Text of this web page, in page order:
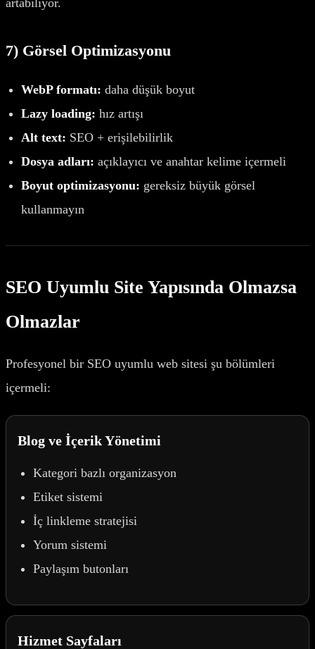
artabiliyor.
7) Görsel Optimizasyonu
WebP formatı: daha düşük boyut
Lazy loading: hız artışı
Alt text: SEO + erişilebilirlik
Dosya adları: açıklayıcı ve anahtar kelime içermeli
Boyut optimizasyonu: gereksiz büyük görsel
kullanmayın
SEO Uyumlu Site Yapısında Olmazsa
Olmazlar
Profesyonel bir SEO uyumlu web sitesi şu bölümleri
içermeli:
Blog ve İçerik Yönetimi
Kategori bazlı organizasyon
Etiket sistemi
İç linkleme stratejisi
Yorum sistemi
Paylaşım butonları
Hizmet Sayfaları